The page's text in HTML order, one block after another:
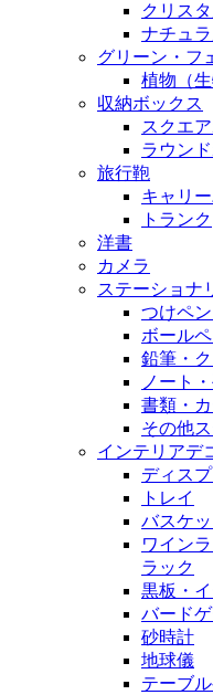
クリス
ナチュ
グリーン・フ
植物（生
収納ボックス
スクエ
ラウン
旅行鞄
キャリ
トランク
洋書
カメラ
ステーショナ
つけペ
ボール
鉛筆・
ノート
書類・
その他
インテリアデ
ディス
トレイ
バスケッ
ワイン
ラック
黒板・
バード
砂時計
地球儀
テーブ